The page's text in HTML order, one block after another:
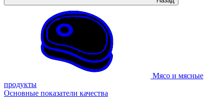
Мясо и мясные
продукты
Основные показатели качества